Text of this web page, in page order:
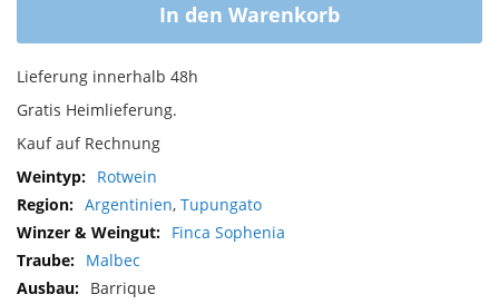
In den Warenkorb
Lieferung innerhalb 48h
Gratis Heimlieferung.
Kauf auf Rechnung
Mehr
Informationen
Rotwein
Argentinien, Tupungato
Finca Sophenia
Malbec
Barrique